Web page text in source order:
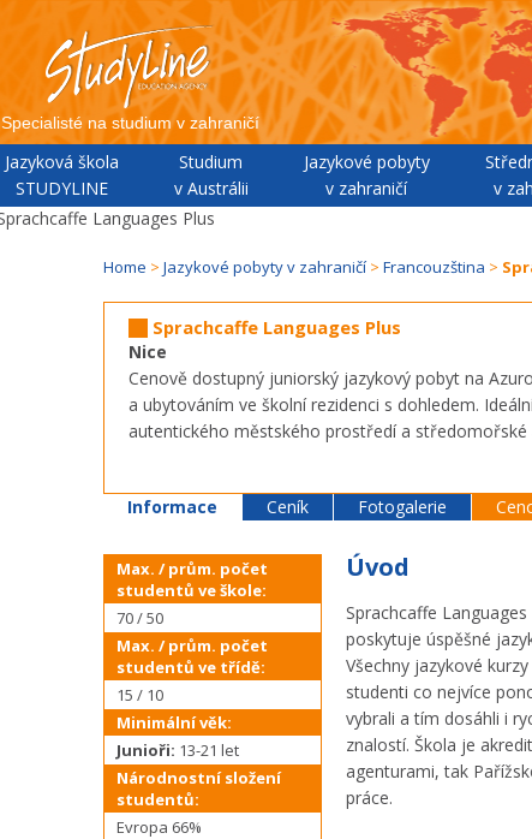
Specialisté na studium v zahraničí
Jazyková škola
STUDYLINE
Studium
v Austrálii
Jazykové pobyty
v zahraničí
v
Home > Jazykové pobyty v zahraničí > Francouzština >
Sprachcaffe Languages Plus
Nice
Cenově dostupný juniorský jazykový pobyt na
a ubytováním ve školní rezidenci s dohledem.
autentického městského prostředí a středomořské
Informace Ceník Fotogalerie
Max. / prům. počet
studentů ve škole:
70 / 50
Max. / prům. počet
studentů ve třídě:
15 / 10
Minimální věk:
Junioři: 13-21 let
Národnostní složení
studentů:
Evropa 66%
Úvod
Sprachcaffe
poskytuje úspěšné
Všechny jazykové
studenti co nejvíce
vybrali a tím dosáhli i
znalostí. Škola je
agenturami, tak
práce.